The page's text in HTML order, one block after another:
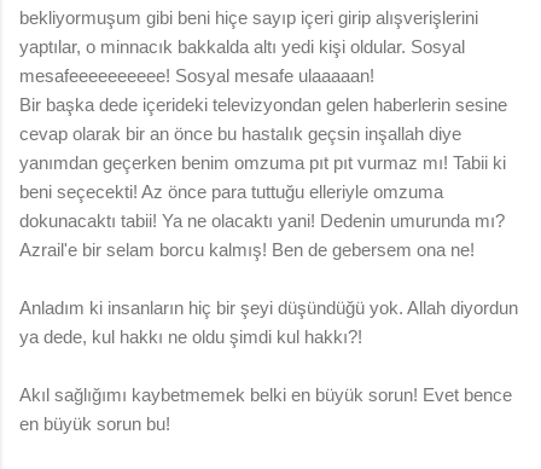
bekliyormuşum gibi beni hiçe sayıp içeri girip alışverişlerini
yaptılar, o minnacık bakkalda altı yedi kişi oldular. Sosyal
mesafeeeeeeeeee! Sosyal mesafe ulaaaaan!
Bir başka dede içerideki televizyondan gelen haberlerin sesine
cevap olarak bir an önce bu hastalık geçsin inşallah diye
yanımdan geçerken benim omzuma pıt pıt vurmaz mı! Tabii ki
beni seçecekti! Az önce para tuttuğu elleriyle omzuma
dokunacaktı tabii! Ya ne olacaktı yani! Dedenin umurunda mı?
Azrail'e bir selam borcu kalmış! Ben de gebersem ona ne!
Anladım ki insanların hiç bir şeyi düşündüğü yok. Allah diyordun
ya dede, kul hakkı ne oldu şimdi kul hakkı?!
Akıl sağlığımı kaybetmemek belki en büyük sorun! Evet bence
en büyük sorun bu!